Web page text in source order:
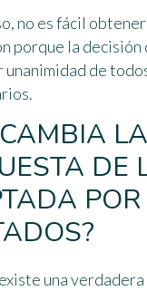
no es fácil
porque la decisión
unanimidad de
LA
DE
POR
una